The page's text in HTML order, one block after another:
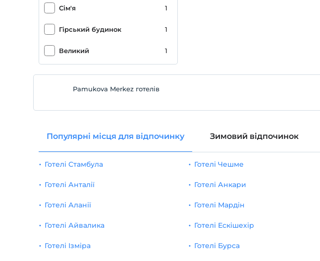
Сім'я 1
Гірський будинок 1
Великий 1
Pamukova Merkez готелів
Популярні місця для відпочинку Зимовий відпочинок
Готелі Стамбула
Готелі Анталії
Готелі Аланії
Готелі Айвалика
Готелі Ізміра
Готелі Чешме
Готелі Анкари
Готелі Мардін
Готелі Ескішехір
Готелі Бурса